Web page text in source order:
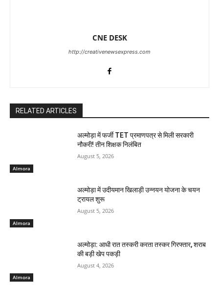
CNE DESK
http://creativenewsexpress.com
RELATED ARTICLES
Almora
अल्मोड़ा में फर्जी TET प्रमाणपत्र से मिली सरकारी
नौकरी! तीन शिक्षक निलंबित
August 5, 2026
Almora
अल्मोड़ा में उदीयमान खिलाड़ी उन्नयन योजना के चयन
ट्रायल शुरू
August 5, 2026
Almora
अल्मोड़ा: आधी रात तस्करी करता तस्कर​ गिरफ्तार, शराब
की बड़ी खेप पकड़ी
August 4, 2026